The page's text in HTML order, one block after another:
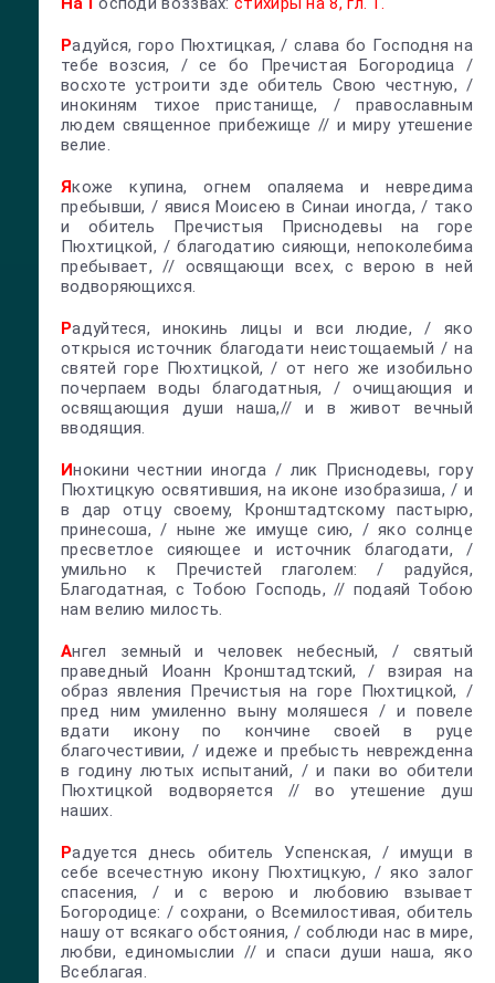
Радуйся, горо Пюхтицкая, / слава бо Господня на
тебе возсия, / се бо Пречистая Богородица /
восхоте устроити зде обитель Свою честную, /
инокиням тихое пристанище, / православным
людем священное прибежище // и миру утешение
велие.
Якоже купина, огнем опаляема и невредима
пребывши, / явися Моисею в Синаи иногда, / тако
и обитель Пречистыя Приснодевы на горе
Пюхтицкой, / благодатию сияющи, непоколебима
пребывает, // освящающи всех, с верою в ней
водворяющихся.
Радуйтеся, инокинь лицы и вси людие, / яко
открыся источник благодати неистощаемый / на
святей горе Пюхтицкой, / от него же изобильно
почерпаем воды благодатныя, / очищающия и
освящающия души наша,// и в живот вечный
вводящия.
Инокини честнии иногда / лик Приснодевы, гору
Пюхтицкую освятившия, на иконе изобразиша, / и
в дар отцу своему, Кронштадтскому пастырю,
принесоша, / ныне же имуще сию, / яко солнце
пресветлое сияющее и источник благодати, /
умильно к Пречистей глаголем: / радуйся,
Благодатная, с Тобою Господь, // подаяй Тобою
нам велию милость.
Ангел земный и человек небесный, / святый
праведный Иоанн Кронштадтский, / взирая на
образ явления Пречистыя на горе Пюхтицкой, /
пред ним умиленно выну моляшеся / и повеле
вдати икону по кончине своей в руце
благочестивии, / идеже и пребысть неврежденна
в годину лютых испытаний, / и паки во обители
Пюхтицкой водворяется // во утешение душ
наших.
Радуется днесь обитель Успенская, / имущи в
себе всечестную икону Пюхтицкую, / яко залог
спасения, / и с верою и любовию взывает
Богородице: / сохрани, о Всемилостивая, обитель
нашу от всякаго обстояния, / соблюди нас в мире,
любви, единомыслии // и спаси души наша, яко
Всеблагая.